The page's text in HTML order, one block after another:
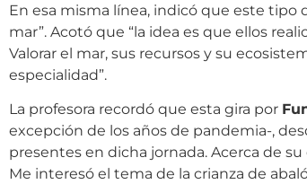
En esa misma línea, indicó que este
mar”. Acotó que “la idea es que ellos
Valorar el mar, sus recursos y su
especialidad”.
La profesora recordó que esta gira por
excepción de los años de pandemia-,
presentes en dicha jornada. Acerca de
Me interesó el tema de la crianza de